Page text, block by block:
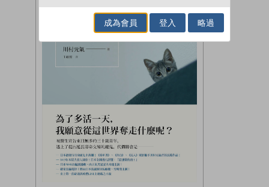
成為會員 登入 略過